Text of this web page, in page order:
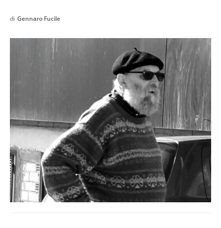
QUESTO È UN CONTENUTO PREMIUM! ABBONATI!
SE SEI GIÀ ABBONATO ACCEDI CON LA TUA USER E
di Gennaro Fucile